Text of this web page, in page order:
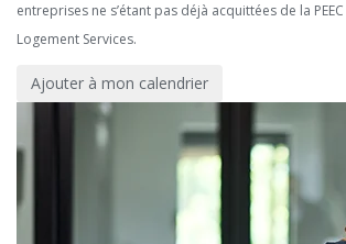
entreprises ne s’étant pas déjà acquittées de la
Logement Services.
Ajouter à mon calendrier